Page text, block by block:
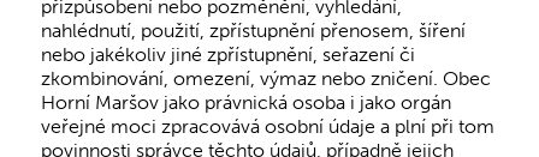
přizpůsobení nebo pozměnění, vyhledání,
nahlédnutí, použití, zpřístupnění přenosem, šíření
nebo jakékoliv jiné zpřístupnění, seřazení či
zkombinování, omezení, výmaz nebo zničení. Obec
Horní Maršov jako právnická osoba i jako orgán
veřejné moci zpracovává osobní údaje a plní při tom
povinnosti správce těchto údajů, případně jejich